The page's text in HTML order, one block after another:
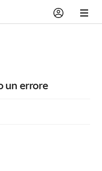
un errore